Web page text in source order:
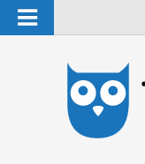
Navigation